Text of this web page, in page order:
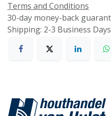
Terms and Conditions
30-day money-back
Shipping: 2-3 Business Days